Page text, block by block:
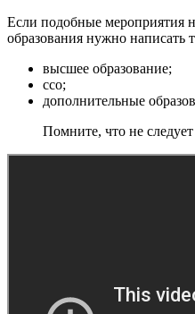
Если подобные мероприятия
образования нужно
высшее образование;
ссо;
дополнительные
Помните, что не